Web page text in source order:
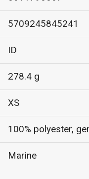
5709245845241
ID
278.4 g
XS
100% polyester,
Marine